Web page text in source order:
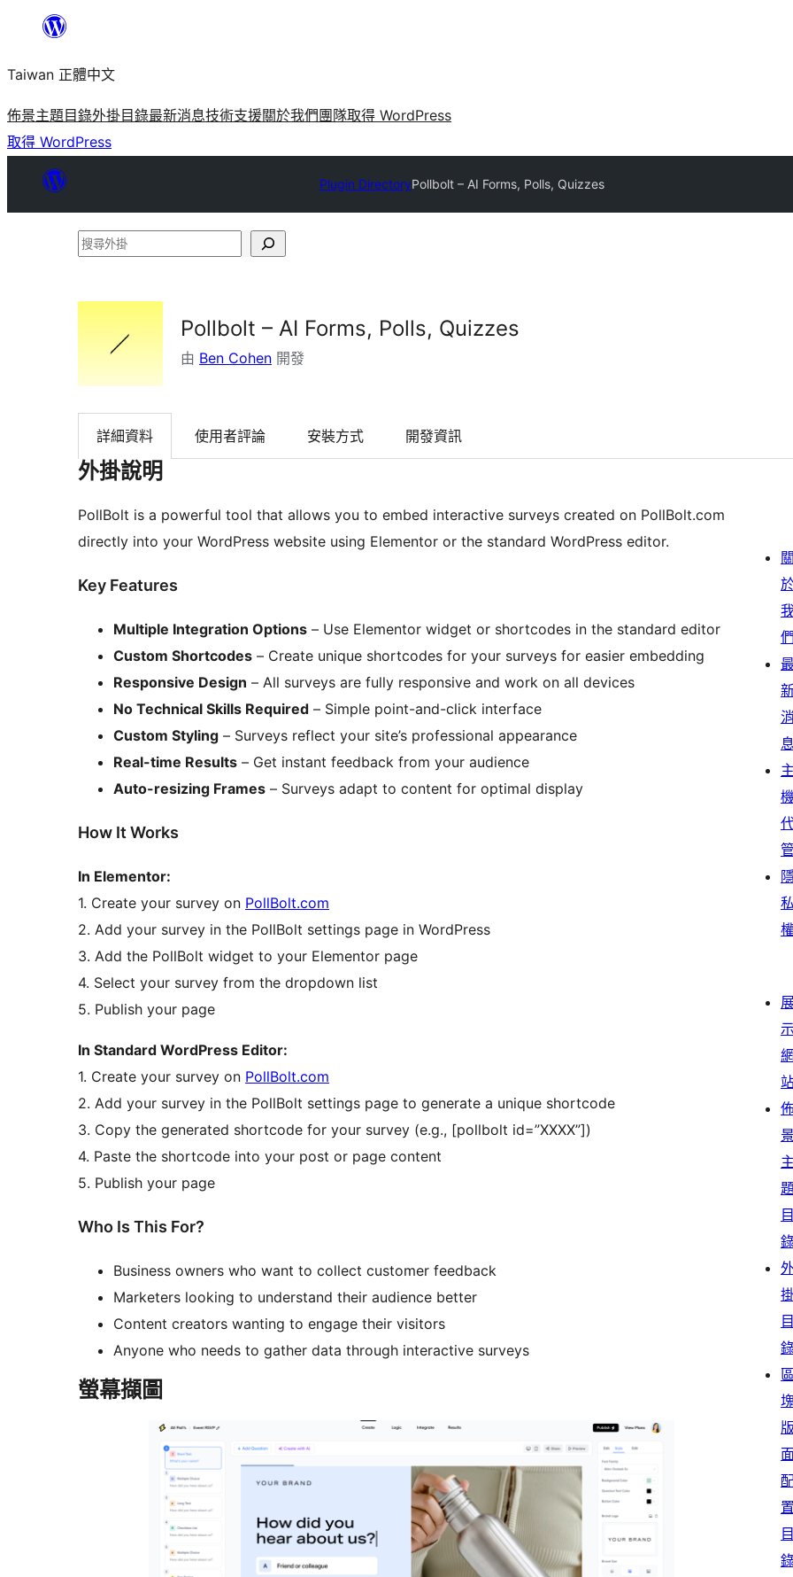
主
要
內
容
Taiwan 正體中文
佈景主題目錄外掛目錄最新消息技術支援關於我們 團隊取得 WordPress
取得 WordPress
Plugin DirectoryPollbolt – AI Forms, Polls, Quizzes
搜
Pollbolt – AI Forms, Polls, Quizzes
由 Ben Cohen 開發
詳細資料 使用者評論 安裝方式 開發資訊
外掛說明
PollBolt is a powerful tool that allows you to embed interactive surveys created on PollBolt.com
directly into your WordPress website using Elementor or the standard WordPress editor.
Key Features
Multiple Integration Options – Use Elementor widget or shortcodes in the standard editor
Custom Shortcodes – Create unique shortcodes for your surveys for easier embedding
Responsive Design – All surveys are fully responsive and work on all devices
No Technical Skills Required – Simple point-and-click interface
Custom Styling – Surveys reflect your site’s professional appearance
Real-time Results – Get instant feedback from your audience
Auto-resizing Frames – Surveys adapt to content for optimal display
How It Works
In Elementor:
1. Create your survey on PollBolt.com
2. Add your survey in the PollBolt settings page in WordPress
3. Add the PollBolt widget to your Elementor page
4. Select your survey from the dropdown list
5. Publish your page
In Standard WordPress Editor:
1. Create your survey on PollBolt.com
2. Add your survey in the PollBolt settings page to generate a unique shortcode
3. Copy the generated shortcode for your survey (e.g., [pollbolt id=”XXXX”])
4. Paste the shortcode into your post or page content
5. Publish your page
Who Is This For?
Business owners who want to collect customer feedback
Marketers looking to understand their audience better
Content creators wanting to engage their visitors
Anyone who needs to gather data through interactive surveys
螢幕擷圖
關
們
最
消
息
主
私
網
景
主
目
目
區
版
置
目